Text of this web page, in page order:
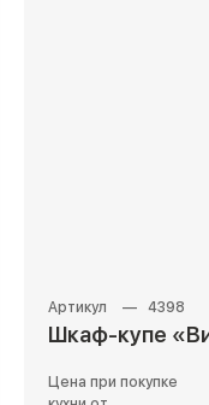
4398
Шкаф-купе
Цена при покупке